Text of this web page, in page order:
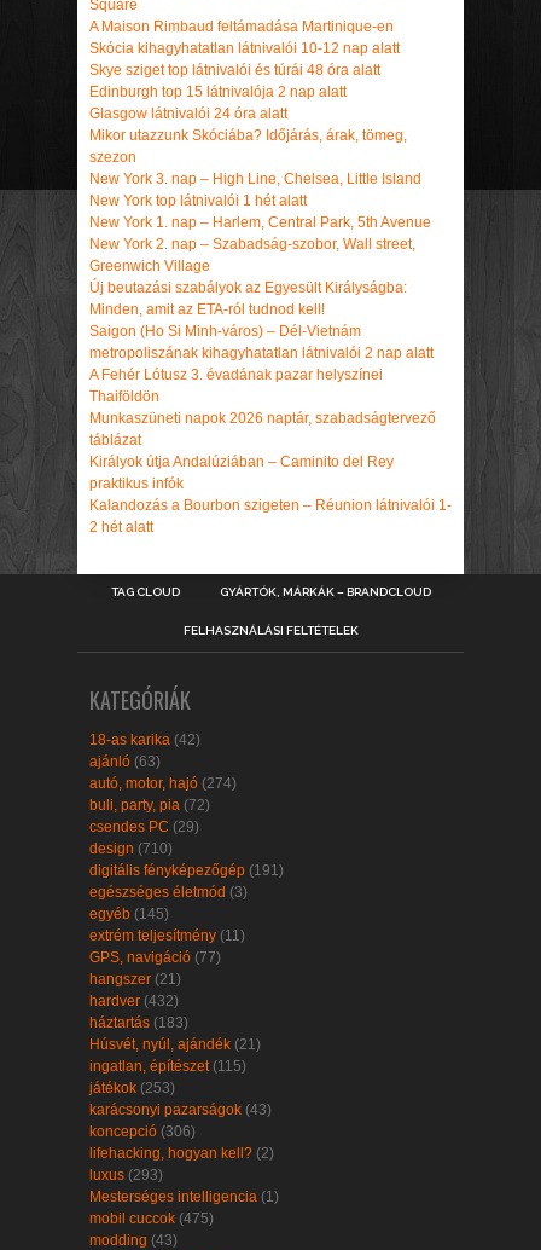
Square
A Maison Rimbaud feltámadása Martinique-en
Skócia kihagyhatatlan látnivalói 10-12 nap alatt
Skye sziget top látnivalói és túrái 48 óra alatt
Edinburgh top 15 látnivalója 2 nap alatt
Glasgow látnivalói 24 óra alatt
Mikor utazzunk Skóciába? Időjárás, árak, tömeg,
szezon
New York 3. nap – High Line, Chelsea, Little Island
New York top látnivalói 1 hét alatt
New York 1. nap – Harlem, Central Park, 5th Avenue
New York 2. nap – Szabadság-szobor, Wall street,
Greenwich Village
Új beutazási szabályok az Egyesült Királyságba:
Minden, amit az ETA-ról tudnod kell!
Saigon (Ho Si Minh-város) – Dél-Vietnám
metropoliszának kihagyhatatlan látnivalói 2 nap alatt
A Fehér Lótusz 3. évadának pazar helyszínei
Thaiföldön
Munkaszüneti napok 2026 naptár, szabadságtervező
táblázat
Királyok útja Andalúziában – Caminito del Rey
praktikus infók
Kalandozás a Bourbon szigeten – Réunion látnivalói 1-
2 hét alatt
TAG CLOUD GYÁRTÓK, MÁRKÁK – BRANDCLOUD
FELHASZNÁLÁSI FELTÉTELEK
KATEGÓRIÁK
18-as karika (42)
ajánló (63)
autó, motor, hajó (274)
buli, party, pia (72)
csendes PC (29)
design (710)
digitális fényképezőgép (191)
egészséges életmód (3)
egyéb (145)
extrém teljesítmény (11)
GPS, navigáció (77)
hangszer (21)
hardver (432)
háztartás (183)
Húsvét, nyúl, ajándék (21)
ingatlan, építészet (115)
játékok (253)
karácsonyi pazarságok (43)
koncepció (306)
lifehacking, hogyan kell? (2)
luxus (293)
Mesterséges intelligencia (1)
mobil cuccok (475)
modding (43)